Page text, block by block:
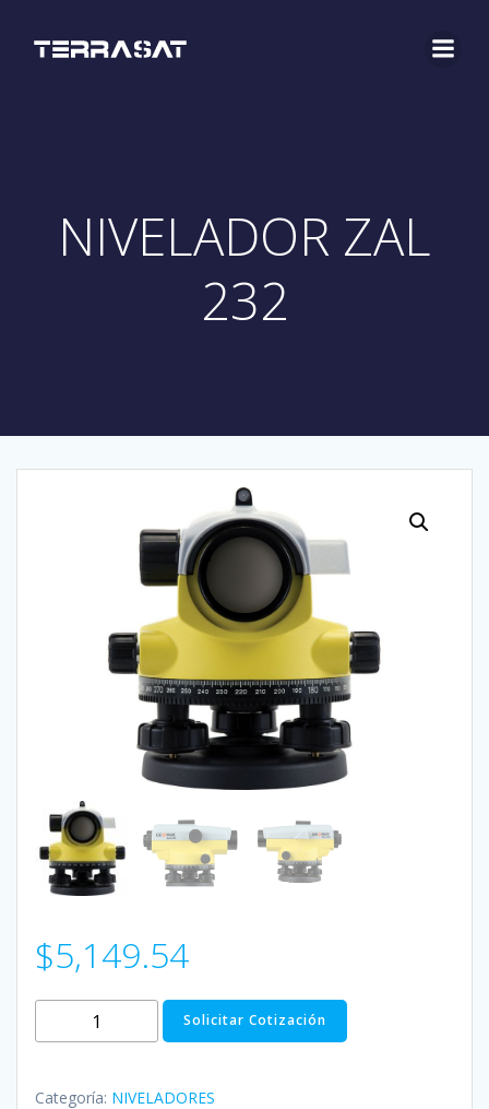
contenido
NIVELADOR ZAL
232
$5,149.54
NIVELADOR
ZAL
cantidad
Solicitar Cotización
Categoría: NIVELADORES